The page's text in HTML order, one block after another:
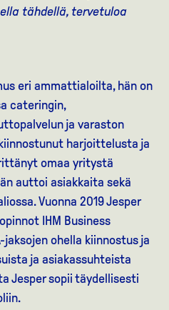
tähdellä, tervetuloa
eri ammattialoilta, hän on
cateringin,
ja varaston
harjoittelusta ja
omaa yritystä
auttoi asiakkaita sekä
Vuonna 2019 Jesper
IHM Business
jaksojen ohella kiinnostus ja
ja asiakassuhteista
Jesper sopii täydellisesti